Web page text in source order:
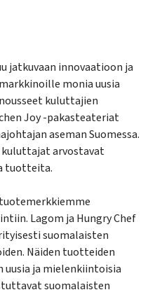
jatkuvaan innovaatioon ja
monia uusia
kuluttajien
Joy -pakasteateriat
aseman Suomessa.
arvostavat
tuotteita.
Lagom ja Hungry Chef
suomalaisten
Näiden tuotteiden
ja mielenkiintoisia
suomalaisten